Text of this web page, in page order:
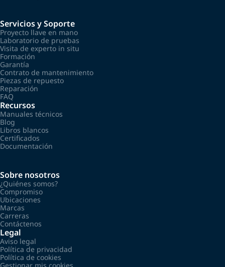
Servicios y Soporte
Proyecto llave en mano
Laboratorio de pruebas
Visita de experto in situ
Formación
Garantía
Contrato de mantenimiento
Piezas de repuesto
Reparación
FAQ
Recursos
Manuales técnicos
Blog
Libros blancos
Certificados
Documentación
Sobre nosotros
¿Quiénes somos?
Compromiso
Ubicaciones
Marcas
Carreras
Contáctenos
Legal
Aviso legal
Política de privacidad
Política de cookies
Gestionar mis cookies